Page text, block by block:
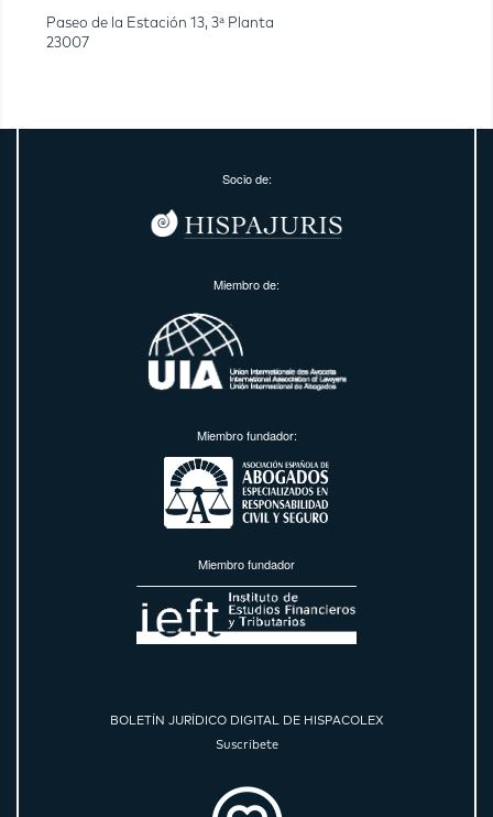
Paseo de la Estación 13, 3ª Planta
23007
Socio de:
Miembro de:
Miembro fundador:
Miembro fundador
BOLETÍN JURÍDICO DIGITAL DE HISPACOLEX
Suscríbete